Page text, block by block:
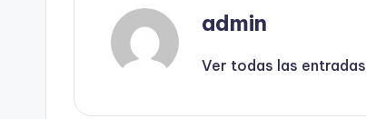
admin
Ver todas las entradas